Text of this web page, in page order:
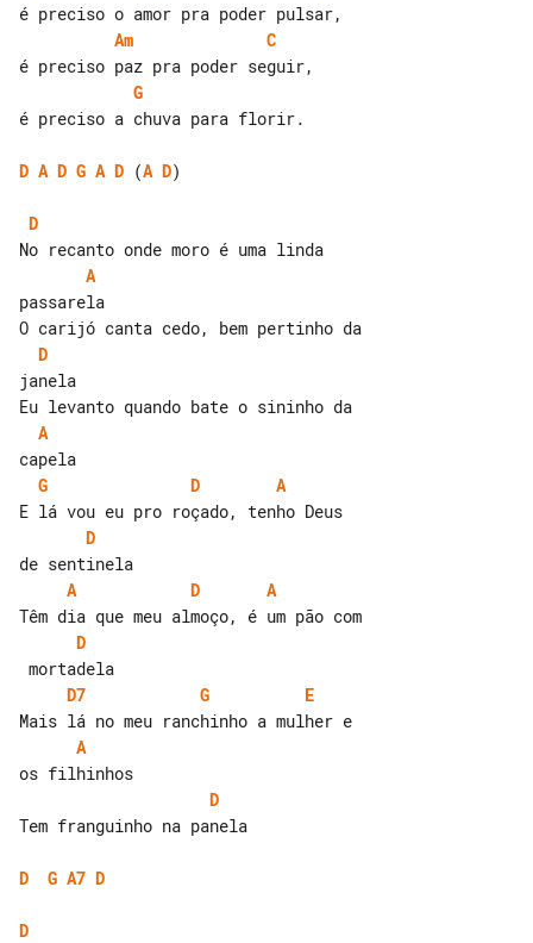
Am
C
G
é preciso a chuva para florir.
D A D G A D (A D)
D
A
passarela
D
janela
A
G
D
A
D
A
D
A
D
D7
G
E
A
D
Tem franguinho na panela
D G A7 D
D